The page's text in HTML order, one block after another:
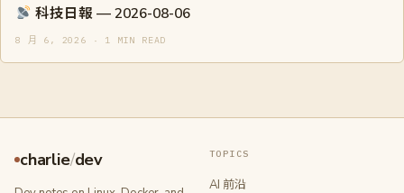
科技日報 — 2026-08-06
8 月 6, 2026 · 1 MIN READ
charlie/dev TOPICS
AI 前沿